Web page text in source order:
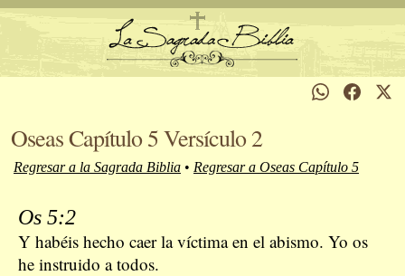
Oseas Capítulo 5 Versículo 2
Regresar a la Sagrada Biblia • Regresar a Oseas Capítulo 5
Os 5:2
Y habéis hecho caer la víctima en el abismo. Yo os
he instruido a todos.